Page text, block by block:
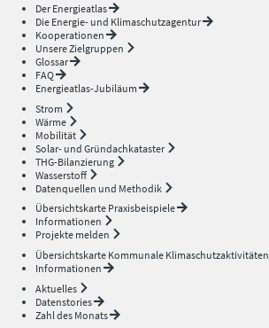
Der Energieatlas
Die Energie- und Klimaschutzagentur
Kooperationen
Unsere Zielgruppen
Glossar
FAQ
Energieatlas-Jubiläum
Strom
Wärme
Mobilität
Solar- und Gründachkataster
THG-Bilanzierung
Wasserstoff
Datenquellen und Methodik
Übersichtskarte Praxisbeispiele
Informationen
Projekte melden
Übersichtskarte Kommunale Klimaschutzaktivitäten
Informationen
Aktuelles
Datenstories
Zahl des Monats